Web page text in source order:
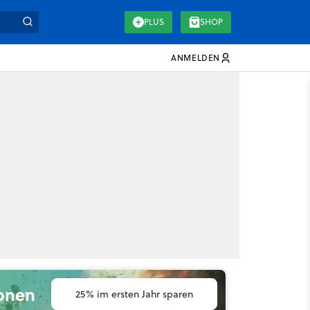
PLUS SHOP
ANMELDEN
25% im ersten Jahr sparen